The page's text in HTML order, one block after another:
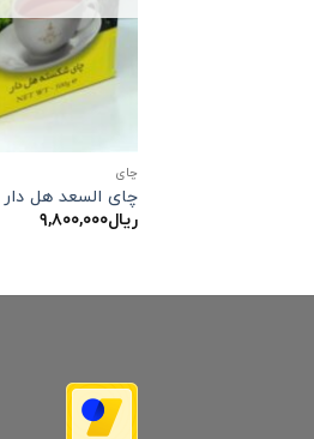
چاي
چای السعد هل دار ۴۵۰ گرم خالص
ریال۹,۸۰۰,۰۰۰